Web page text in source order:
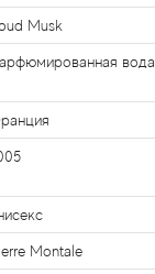
Musk
вода
Montale